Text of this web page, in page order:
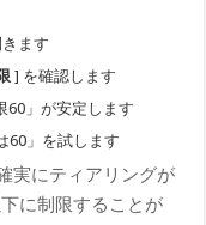
ます
] を確認します
60」が安定します
60」を試します
実にティアリングが
に制限することが